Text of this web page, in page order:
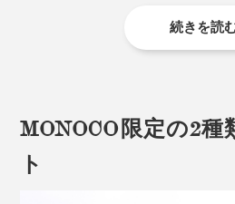
環境で眠りにつきます。
スタンダードな食べ方は、「ブ
小さく薄めに焼いたプレーンな
た薄めの食パンでもOKです。
続きを読
MONOCO限定の2種
ト